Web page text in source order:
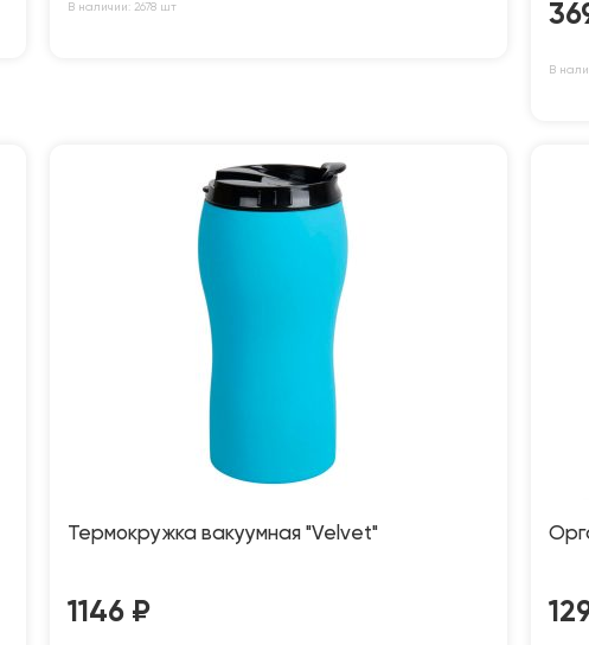
В наличии: 2678 шт
В
Термокружка вакуумная "Velvet"
1146 ₽